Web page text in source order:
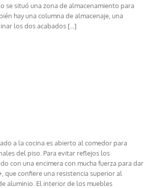
se situó una zona de almacenamiento para
hay una columna de almacenaje, una
los dos acabados [...]
a la cocina es abierto al comedor para
del piso. Para evitar reflejos los
con una encimera con mucha fuerza para dar
que confiere una resistencia superior al
aluminio. El interior de los muebles